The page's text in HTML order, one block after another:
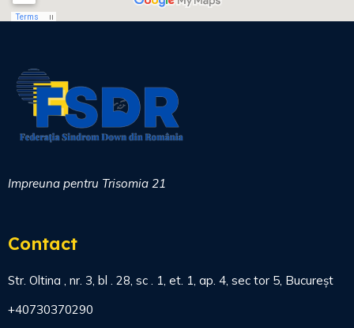
Impreuna pentru Trisomia 21
Contact
Str. Oltina , nr. 3, bl . 28, sc . 1, et. 1, ap. 4, sec tor 5, Bucureșt
+40730370290